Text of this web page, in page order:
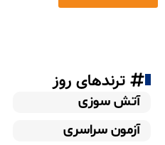
ترندهای روز
آتش سوزی
آزمون سراسری